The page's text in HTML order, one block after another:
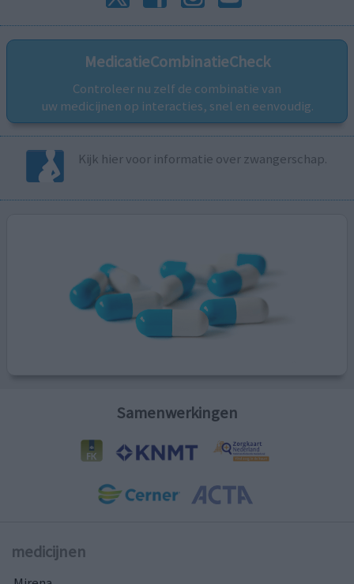
MedicatieCombinatieCheck
Controleer nu zelf de combinatie van
uw medicijnen op interacties, snel en eenvoudig.
Kijk hier voor informatie over zwangerschap.
Samenwerkingen
medicijnen